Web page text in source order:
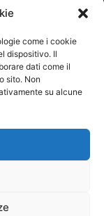
come i cookie
dispositivo. Il
dati come il
sito. Non
su alcune